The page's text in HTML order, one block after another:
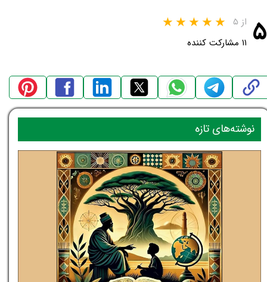
۵ از ۵
۱۱ مشارکت کننده
نوشته‌های تازه